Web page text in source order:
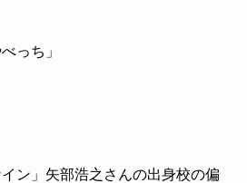
っち」
ン」矢部浩之さんの出身校の偏